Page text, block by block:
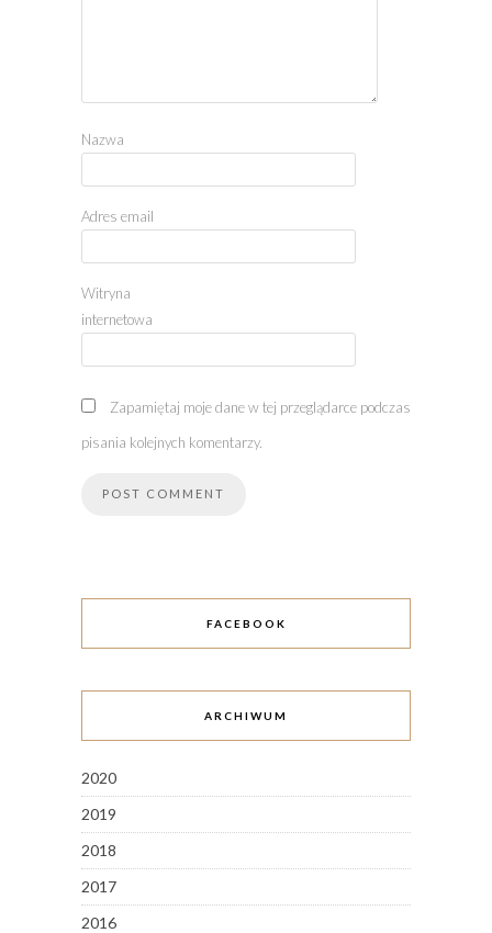
Nazwa
Adres email
Witryna
internetowa
Zapamiętaj moje dane w tej przeglądarce podczas
pisania kolejnych komentarzy.
FACEBOOK
ARCHIWUM
2020
2019
2018
2017
2016